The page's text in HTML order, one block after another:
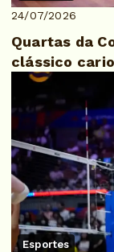
24/07/2026
Quartas da
clássico
Esportes